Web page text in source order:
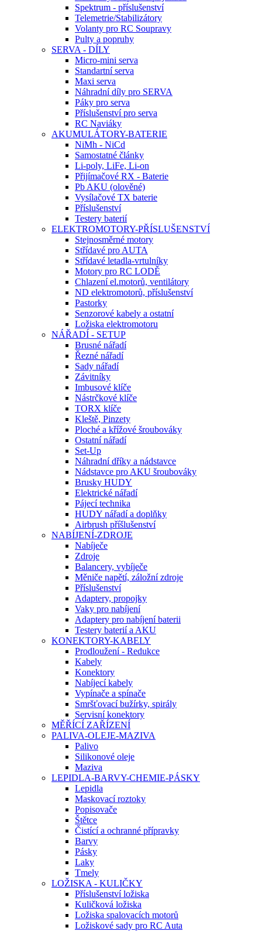
Spektrum - příslušenství
Telemetrie/Stabilizátory
Volanty pro RC Soupravy
Pulty a popruhy
SERVA - DÍLY
Micro-mini serva
Standartní serva
Maxi serva
Náhradní díly pro SERVA
Páky pro serva
Příslušenství pro serva
RC Naviáky
AKUMULÁTORY-BATERIE
NiMh - NiCd
Samostatné články
Li-poly, LiFe, Li-on
Přijímačové RX - Baterie
Pb AKU (olověné)
Vysílačové TX baterie
Příslušenství
Testery baterií
ELEKTROMOTORY-PŘÍSLUŠENSTVÍ
Stejnosměrné motory
Střídavé pro AUTA
Střídavé letadla-vrtulníky
Motory pro RC LODĚ
Chlazení el.motorů, ventilátory
ND elektromotorů, příslušenství
Pastorky
Senzorové kabely a ostatní
Ložiska elektromotoru
NÁŘADÍ - SETUP
Brusné nářadí
Řezné nářadí
Sady nářadí
Závitníky
Imbusové klíče
Nástrčkové klíče
TORX klíče
Kleště, Pinzety
Ploché a křížové šroubováky
Ostatní nářadí
Set-Up
Náhradní dříky a nádstavce
Nádstavce pro AKU šroubováky
Brusky HUDY
Elektrické nářadí
Pájecí technika
HUDY nářadí a doplňky
Airbrush příšlušenství
NABÍJENÍ-ZDROJE
Nabíječe
Zdroje
Balancery, vybíječe
Měniče napětí, záložní zdroje
Příslušenství
Adaptery, propojky
Vaky pro nabíjení
Adaptery pro nabíjení baterii
Testery baterií a AKU
KONEKTORY-KABELY
Prodloužení - Redukce
Kabely
Konektory
Nabíjecí kabely
Vypínače a spínače
Smršťovací bužírky, spirály
Servisní konektory
MĚŘÍCÍ ZAŘÍZENÍ
PALIVA-OLEJE-MAZIVA
Palivo
Silikonové oleje
Maziva
LEPIDLA-BARVY-CHEMIE-PÁSKY
Lepidla
Maskovací roztoky
Popisovače
Štětce
Čistící a ochranné přípravky
Barvy
Pásky
Laky
Tmely
LOŽISKA - KULIČKY
Příslušenství ložiska
Kuličková ložiska
Ložiska spalovacích motorů
Ložiskové sady pro RC Auta